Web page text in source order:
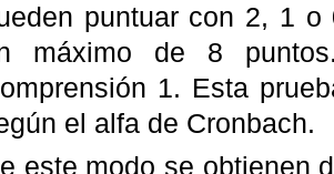
puntuar con 2, 1
máximo de 8
1. Esta
el alfa de Cronbach.
este modo se obtienen